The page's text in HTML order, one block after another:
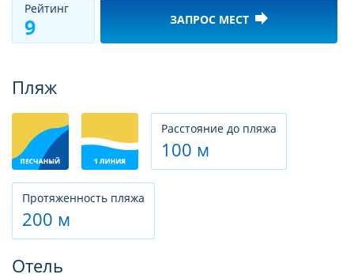
Рeйтинг
9 ЗАПРОС МЕСТ forward
Пляж
Расстояние до пляжа
100 м
Протяженность пляжа
200 м
Отель